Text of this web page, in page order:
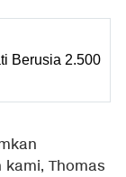
Berusia 2.500
Thomas